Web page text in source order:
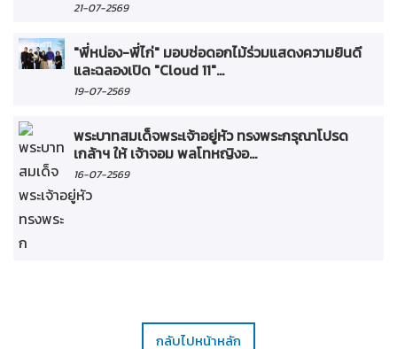
21-07-2569
"พี่หน่อง-พี่ไก่" มอบช่อดอกไม้ร่วมแสดงความยินดี
และฉลองเปิด "Cloud 11"...
19-07-2569
พระบาทสมเด็จพระเจ้าอยู่หัว ทรงพระกรุณาโปรด
เกล้าฯ ให้ เจ้าจอม พลโทหญิงอ...
16-07-2569
กลับไปหน้าหลัก